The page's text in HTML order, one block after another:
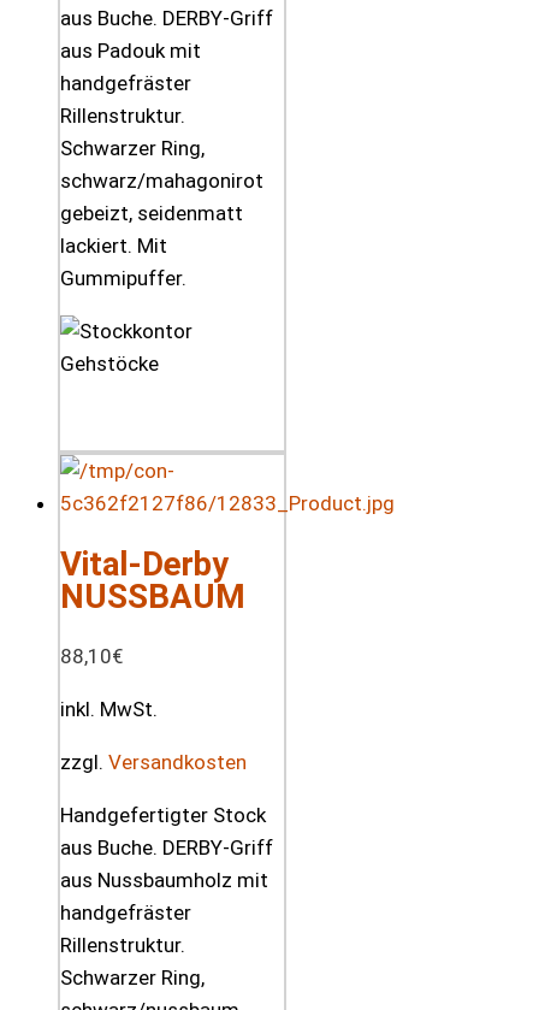
aus Buche. DERBY-Griff
aus Padouk mit
handgefräster
Rillenstruktur.
Schwarzer Ring,
schwarz/mahagonirot
gebeizt, seidenmatt
lackiert. Mit
Gummipuffer.
Vital-Derby
NUSSBAUM
88,10€
inkl. MwSt.
zzgl. Versandkosten
Handgefertigter Stock
aus Buche. DERBY-Griff
aus Nussbaumholz mit
handgefräster
Rillenstruktur.
Schwarzer Ring,